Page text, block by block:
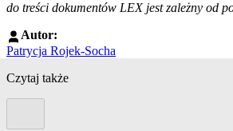
do treści dokumentów LEX jest zależny od
Autor:
Patrycja Rojek-Socha
Czytaj także